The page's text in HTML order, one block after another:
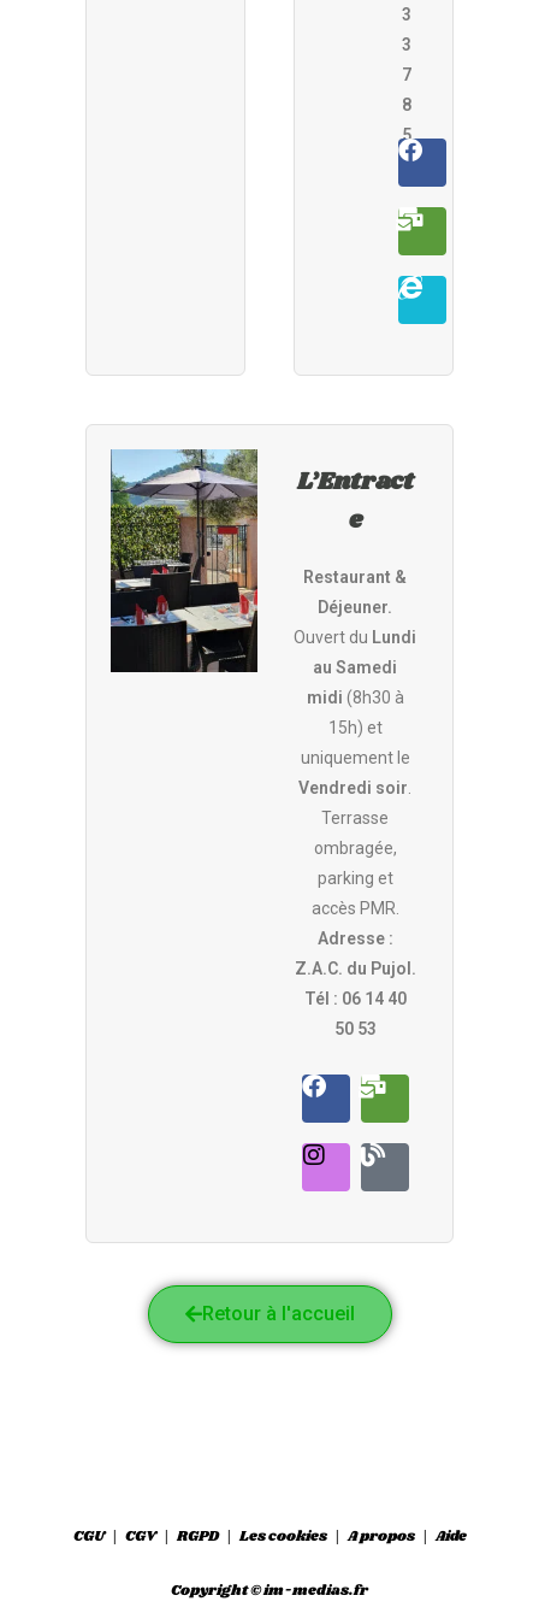
3
3
7
8
5
L’Entract
e
Restaurant &
Déjeuner.
Ouvert du Lundi
au Samedi
midi (8h30 à
15h) et
uniquement le
Vendredi soir
Terrasse
ombragée,
parking et
accès PMR.
Adresse :
Z.A.C. du Pujol.
Tél : 06 14 40
50 53
Retour à l'accueil
CGU CGV RGPD Les cookies A propos Aide
Copyright © im-medias.fr